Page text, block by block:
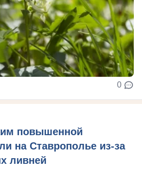
0
повышенной
на Ставрополье из-за
ливней